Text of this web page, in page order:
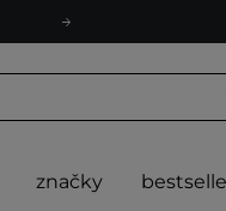
značky